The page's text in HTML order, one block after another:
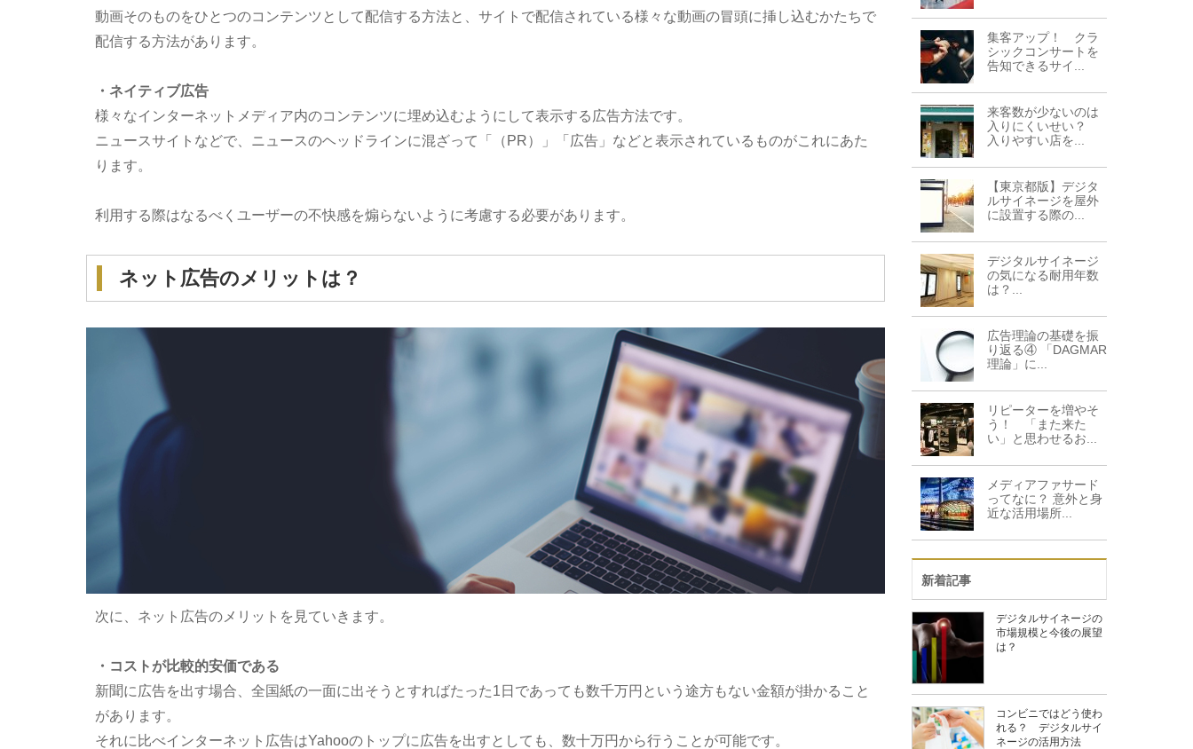
動画そのものをひとつのコンテンツとして配信する方法と、サイトで配信されている様々な動画の冒頭に挿し込むかたちで
配信する方法があります。
・ネイティブ広告
様々なインターネットメディア内のコンテンツに埋め込むようにして表示する広告方法です。
ニュースサイトなどで、ニュースのヘッドラインに混ざって「（PR）」「広告」などと表示されているものがこれにあた
ります。
利用する際はなるべくユーザーの不快感を煽らないように考慮する必要があります。
ネット広告のメリットは？
次に、ネット広告のメリットを見ていきます。
・コストが比較的安価である
新聞に広告を出す場合、全国紙の一面に出そうとすればたった1日であっても数千万円という途方もない金額が掛かること
があります。
それに比べインターネット広告はYahooのトップに広告を出すとしても、数十万円から行うことが可能です。
集客アップ！ クラ
シックコンサートを
告知できるサイ...
来客数が少ないのは
入りにくいせい？
入りやすい店を...
【東京都版】デジタ
ルサイネージを屋外
に設置する際の...
デジタルサイネージ
の気になる耐用年数
は？...
広告理論の基礎を振
り返る④ 「DAGMAR
理論」に...
リピーターを増やそ
う！ 「また来た
い」と思わせるお...
メディアファサード
ってなに？ 意外と身
近な活用場所...
新着記事
デジタルサイネージの
市場規模と今後の展望
は？
コンビニではどう使わ
れる？ デジタルサイ
ネージの活用方法